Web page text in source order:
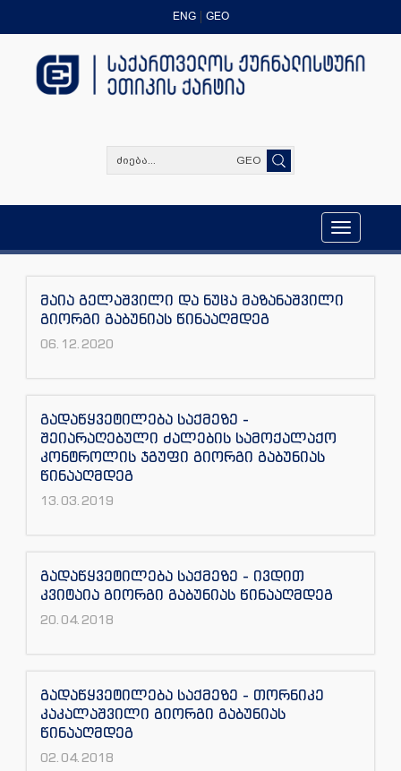
ENG GEO
GEO
Toggle
navigation
მაია გელაშვილი და ნუცა მაზანაშვილი
გიორგი გაბუნიას წინააღმდეგ
06.12.2020
გადაწყვეტილება საქმეზე -
შეიარაღებული ძალების სამოქალაქო
კონტროლის ჯგუფი გიორგი გაბუნიას
წინააღმდეგ
13.03.2019
გადაწყვეტილება საქმეზე - ივდით
კვიტაია გიორგი გაბუნიას წინააღმდეგ
20.04.2018
გადაწყვეტილება საქმეზე - თორნიკე
კაკალაშვილი გიორგი გაბუნიას
წინააღმდეგ
02.04.2018